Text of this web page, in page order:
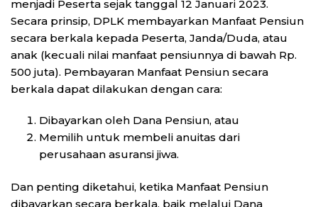
menjadi Peserta sejak tanggal 12 Januari 2023.
Secara prinsip, DPLK membayarkan Manfaat Pensiun
secara berkala kepada Peserta, Janda/Duda, atau
anak (kecuali nilai manfaat pensiunnya di bawah Rp.
500 juta). Pembayaran Manfaat Pensiun secara
berkala dapat dilakukan dengan cara:
Dibayarkan oleh Dana Pensiun, atau
Memilih untuk membeli anuitas dari
perusahaan asuransi jiwa.
Dan penting diketahui, ketika Manfaat Pensiun
dibayarkan secara berkala, baik melalui Dana